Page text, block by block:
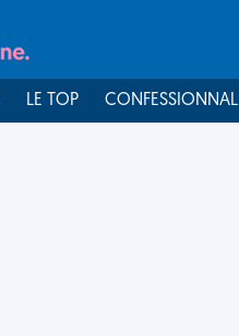
LE TOP CONFESSIONNAL